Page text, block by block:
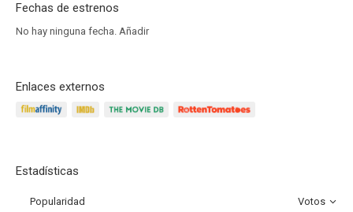
Fechas de estrenos
No hay ninguna fecha. Añadir
Enlaces externos
Estadísticas
Popularidad Votos